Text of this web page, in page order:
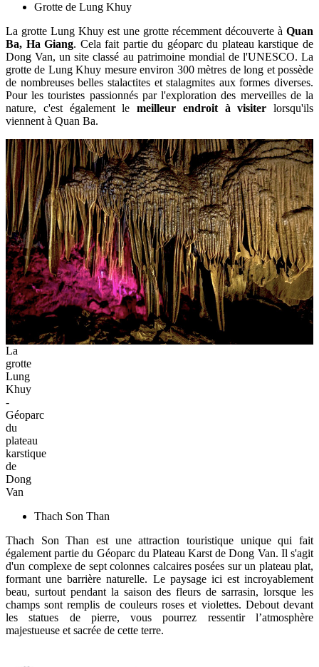
Grotte de Lung Khuy
La grotte Lung Khuy est une grotte récemment découverte à Quan
Ba, Ha Giang. Cela fait partie du géoparc du plateau karstique de
Dong Van, un site classé au patrimoine mondial de l'UNESCO. La
grotte de Lung Khuy mesure environ 300 mètres de long et possède
de nombreuses belles stalactites et stalagmites aux formes diverses.
Pour les touristes passionnés par l'exploration des merveilles de la
nature, c'est également le meilleur endroit à visiter lorsqu'ils
viennent à Quan Ba.
La
grotte
Lung
Khuy
-
Géoparc
du
plateau
karstique
de
Dong
Van
Thach Son Than
Thach Son Than est une attraction touristique unique qui fait
également partie du Géoparc du Plateau Karst de Dong Van. Il s'agit
d'un complexe de sept colonnes calcaires posées sur un plateau plat,
formant une barrière naturelle. Le paysage ici est incroyablement
beau, surtout pendant la saison des fleurs de sarrasin, lorsque les
champs sont remplis de couleurs roses et violettes. Debout devant
les statues de pierre, vous pourrez ressentir l’atmosphère
majestueuse et sacrée de cette terre.